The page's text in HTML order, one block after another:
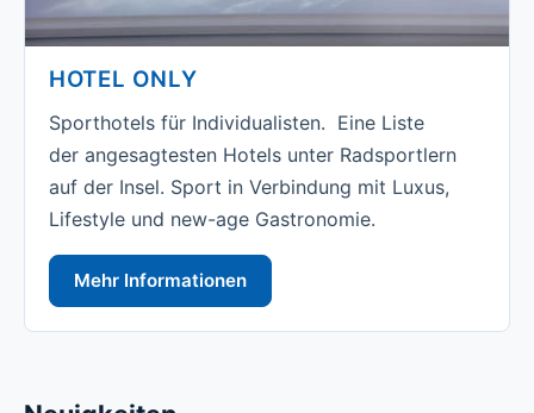
HOTEL ONLY
Sporthotels für Individualisten. Eine Liste
der angesagtesten Hotels unter Radsportlern
auf der Insel. Sport in Verbindung mit Luxus,
Lifestyle und new-age Gastronomie.
Mehr Informationen